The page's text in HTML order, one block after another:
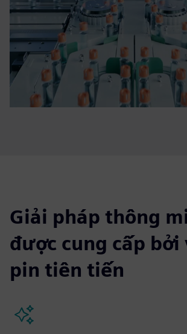
Giải pháp thông
được cung cấp
pin tiên tiến